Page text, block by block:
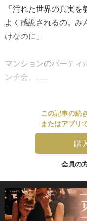
「汚れた世界の真実
よく感謝されるの。み
けなのに」
マンションのパーティ
ンチ会。......
この記事の続
またはアプリ
購
会員の